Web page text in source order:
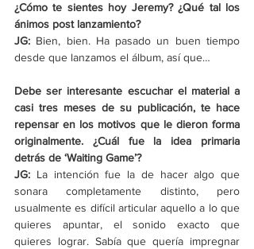
¿Cómo te sientes hoy Jeremy? ¿Qué tal los
ánimos post lanzamiento?
JG: Bien, bien. Ha pasado un buen tiempo
desde que lanzamos el álbum, así que…
Debe ser interesante escuchar el material a
casi tres meses de su publicación, te hace
repensar en los motivos que le dieron forma
originalmente. ¿Cuál fue la idea primaria
detrás de ‘Waiting Game’?
JG: La intención fue la de hacer algo que
sonara completamente distinto, pero
usualmente es difícil articular aquello a lo que
quieres apuntar, el sonido exacto que
quieres lograr. Sabía que quería impregnar